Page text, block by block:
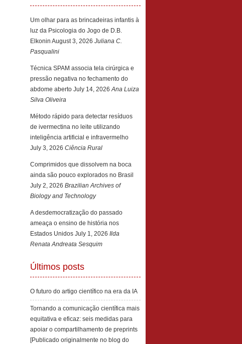
Um olhar para as brincadeiras infantis à
luz da Psicologia do Jogo de D.B.
Elkonin August 3, 2026 Juliana C.
Pasqualini
Técnica SPAM associa tela cirúrgica e
pressão negativa no fechamento do
abdome aberto July 14, 2026 Ana Luiza
Silva Oliveira
Método rápido para detectar resíduos
de ivermectina no leite utilizando
inteligência artificial e infravermelho
July 3, 2026 Ciência Rural
Comprimidos que dissolvem na boca
ainda são pouco explorados no Brasil
July 2, 2026 Brazilian Archives of
Biology and Technology
A desdemocratização do passado
ameaça o ensino de história nos
Estados Unidos July 1, 2026 Ilda
Renata Andreata Sesquim
Últimos posts
O futuro do artigo científico na era da IA
Tornando a comunicação científica mais
equitativa e eficaz: seis medidas para
apoiar o compartilhamento de preprints
[Publicado originalmente no blog do